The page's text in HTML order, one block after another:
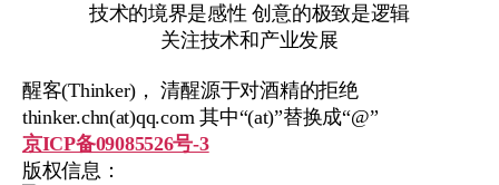
技术的境界是感性 创意的极致是逻辑
关注技术和产业发展
醒客(Thinker)， 清醒源于对酒精的拒绝
thinker.chn(at)qq.com 其中“(at)”替换成“@”
京ICP备09085526号-3
版权信息：